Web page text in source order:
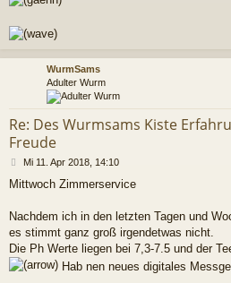
WurmSams
Adulter Wurm
Re: Des Wurmsams Kiste
Freude
B
i
r
a
Mi 11. Apr 2018, 14:10
Mittwoch Zimmerservice
Nachdem ich in den letzten Tagen und
es stimmt ganz groß irgendetwas nicht.
Die Ph Werte liegen bei 7,3-7.5 und der
Hab nen neues digitales